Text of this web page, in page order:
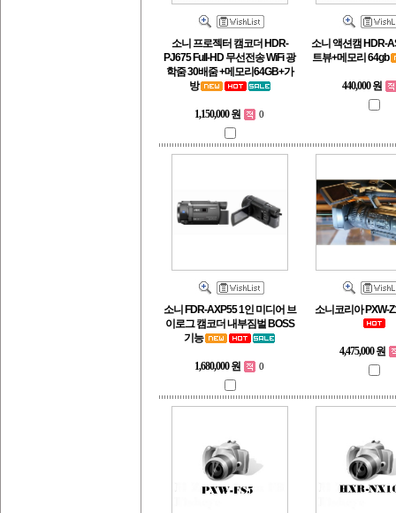
소니 프로젝터 캠코더 HDR-
PJ675 Full-HD 무선전송 WiFi 광
학줌 30배줌 +메모리64GB+가
방
1,150,000 원 0
소니 액션캠 HDR-
트뷰+메모리 64gb
440,000 원
소니 FDR-AXP55 1인 미디어 브
이로그 캠코더 내부짐벌 BOSS
기능
1,680,000 원 0
소니코리아 PXW-
4,475,000 원